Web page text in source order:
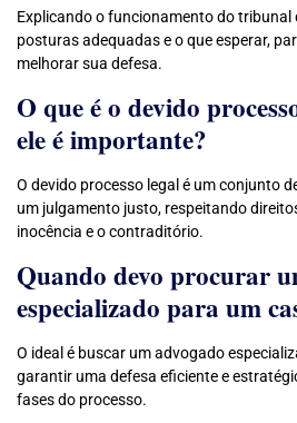
Explicando o funcionamento do tribunal
posturas adequadas e o que esperar,
melhorar sua defesa.
O que é o devido
ele é importante?
O devido processo legal é um conjunto
um julgamento justo, respeitando
inocência e o contraditório.
Quando devo procurar
especializado para um
O ideal é buscar um advogado
garantir uma defesa eficiente e
fases do processo.